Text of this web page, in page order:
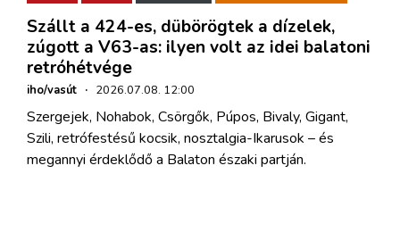
Szállt a 424-es, dübörögtek a dízelek,
zúgott a V63-as: ilyen volt az idei balatoni
retróhétvége
iho/vasút · 2026.07.08. 12:00
Szergejek, Nohabok, Csörgők, Púpos, Bivaly, Gigant,
Szili, retrófestésű kocsik, nosztalgia-Ikarusok – és
megannyi érdeklődő a Balaton északi partján.